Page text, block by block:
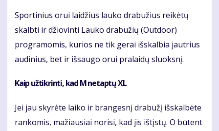
Sportinius orui laidžius lauko drabužius reikėtų
skalbti ir džiovinti Lauko drabužių (Outdoor)
programomis, kurios ne tik gerai išskalbia jautrius
audinius, bet ir išsaugo orui pralaidų sluoksnį.
Kaip užtikrinti, kad M netaptų XL
Jei jau skyrėte laiko ir brangesnį drabužį išskalbėte
rankomis, mažiausiai norisi, kad jis ištįstų. O būtent